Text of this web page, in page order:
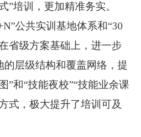
”培训，更加精准务实。
公共实训基地体系和“30
省级方案基础上，进一步
的层级结构和覆盖网络，提
”和“技能夜校”“技能业余课
式，极大提升了培训可及